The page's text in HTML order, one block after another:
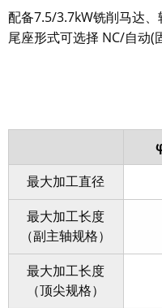
配备7.5/3.7kW铣削马达
尾座形式可选择 NC/自动(
最大加工直径
最大加工长度
（副主轴规格）
最大加工长度
（顶尖规格）